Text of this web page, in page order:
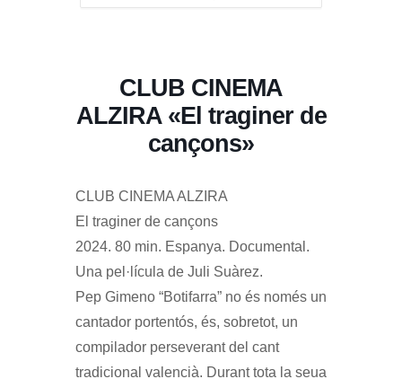
CLUB CINEMA
ALZIRA «El traginer de
cançons»
CLUB CINEMA ALZIRA
El traginer de cançons
2024. 80 min. Espanya. Documental.
Una pel·lícula de Juli Suàrez.
Pep Gimeno “Botifarra” no és només un
cantador portentós, és, sobretot, un
compilador perseverant del cant
tradicional valencià. Durant tota la seua